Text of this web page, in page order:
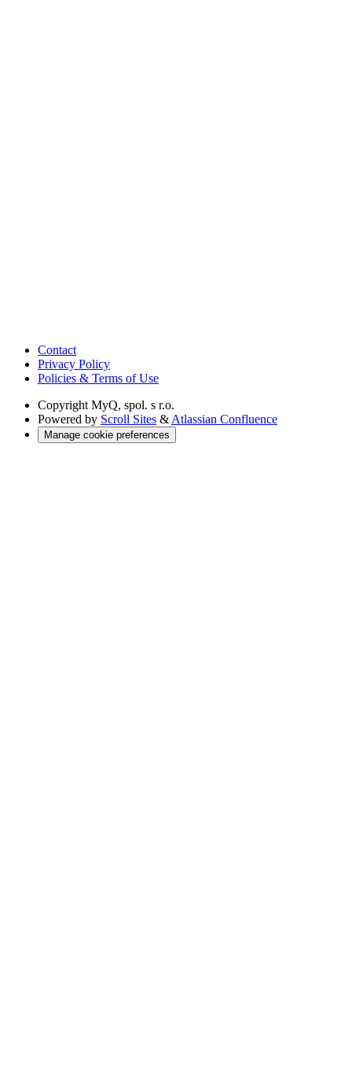
Contact
Privacy Policy
Policies & Terms of Use
Copyright MyQ, spol. s r.o.
Powered by Scroll Sites & Atlassian Confluence
Manage cookie preferences